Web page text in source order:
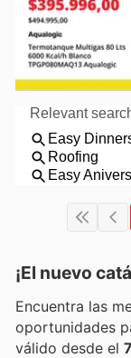
¡El nuevo
Encuentra las
válido desde el